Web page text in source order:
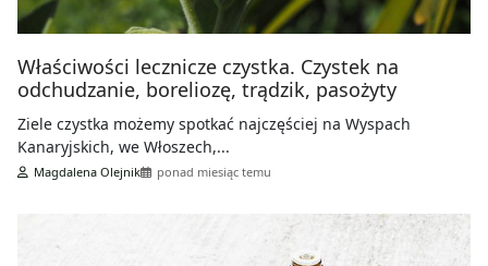
Właściwości lecznicze czystka. Czystek na
odchudzanie, boreliozę, trądzik, pasożyty
Ziele czystka możemy spotkać najczęściej na Wyspach
Kanaryjskich, we Włoszech,...
Magdalena Olejnik ponad miesiąc temu